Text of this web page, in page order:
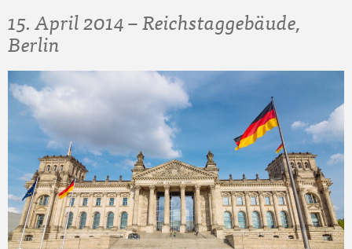
15. April 2014 – Reichstaggebäude,
Berlin